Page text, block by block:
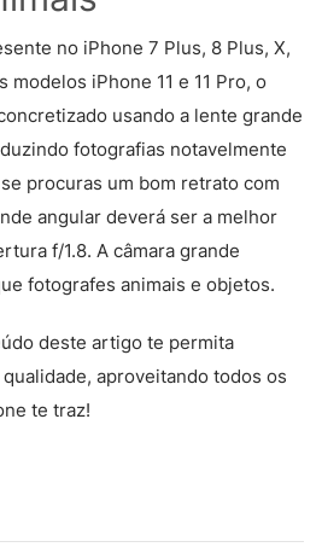
no iPhone 7 Plus, 8 Plus, X,
modelos iPhone 11 e 11 Pro, o
usando a lente grande
fotografias notavelmente
procuras um bom retrato com
angular deverá ser a melhor
f/1.8. A câmara grande
fotografes animais e objetos.
deste artigo te permita
aproveitando todos os
te traz!